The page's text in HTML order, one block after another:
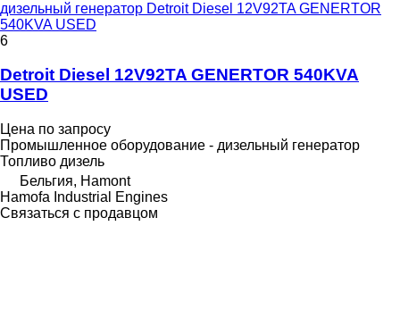
дизельный генератор Detroit Diesel 12V92TA GENERTOR
540KVA USED
6
Detroit Diesel 12V92TA GENERTOR 540KVA
USED
Цена по запросу
Промышленное оборудование - дизельный генератор
Топливо дизель
Бельгия, Hamont
Hamofa Industrial Engines
Связаться с продавцом